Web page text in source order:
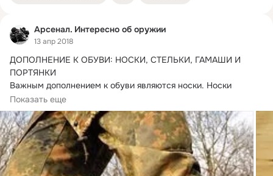
Арсенал. Интересно об оружии
13 апр 2018
ДОПОЛНЕНИЕ К ОБУВИ: НОСКИ, СТЕЛЬКИ, ГАМАШИ И
ПОРТЯНКИ
Важным дополнением к обуви являются носки. Носки
делают из хлопка, шерсти или...
Показать еще